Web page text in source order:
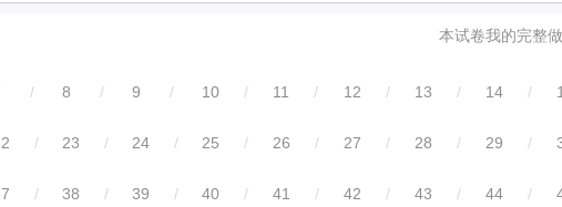
本试卷我的完整
/ 8 / 9 / 10 / 11 / 12 / 13 / 14 /
/ 23 / 24 / 25 / 26 / 27 / 28 / 29 /
/ 38 / 39 / 40 / 41 / 42 / 43 / 44 /